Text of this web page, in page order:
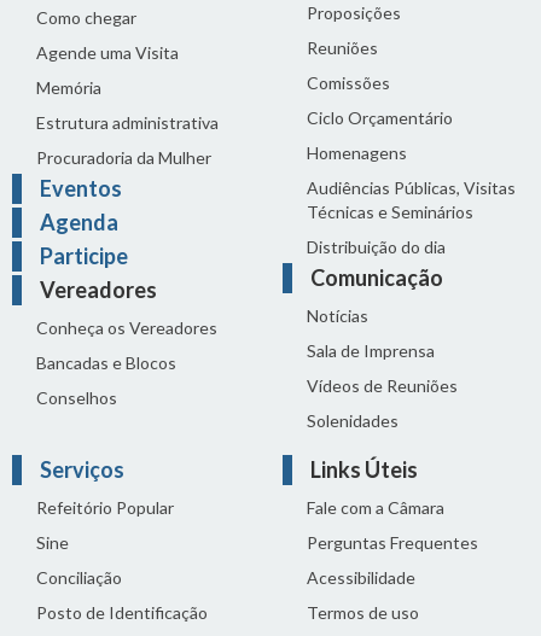
Como chegar
Agende uma Visita
Memória
Estrutura administrativa
Procuradoria da Mulher
Eventos
Agenda
Participe
Vereadores
Conheça os Vereadores
Bancadas e Blocos
Conselhos
Proposições
Reuniões
Comissões
Ciclo Orçamentário
Homenagens
Audiências Públicas, Visitas
Técnicas e Seminários
Distribuição do dia
Comunicação
Notícias
Sala de Imprensa
Vídeos de Reuniões
Solenidades
Serviços
Refeitório Popular
Sine
Conciliação
Posto de Identificação
Links Úteis
Fale com a Câmara
Perguntas Frequentes
Acessibilidade
Termos de uso